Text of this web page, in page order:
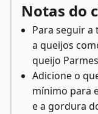
Notas do
Para seguir a
a queijos
queijo
Adicione o
mínimo para
e a gordura